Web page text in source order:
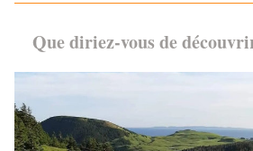
Que diriez-vous de